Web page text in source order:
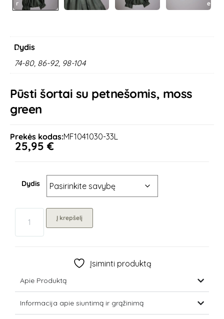
r
e
o
u
e
x
Dydis
74-80, 86-92, 98-104
Pūsti šortai su petnešomis, moss
green
Prekės kodas:MF1041030-33L
25,95€
Dydis
Į krepšelį
Įsiminti produktą
Apie Produktą
Informacija apie siuntimą ir grąžinimą